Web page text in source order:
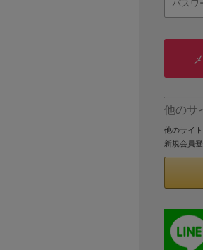
他のサ
他のサイ
新規会員